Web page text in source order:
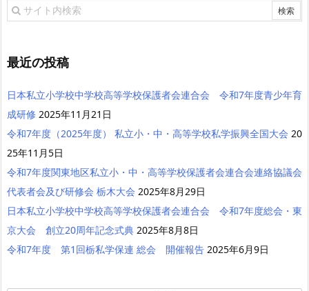
最近の投稿
日本私立小学校中学校高等学校保護者会連合会 令和7年度青少年育
成研修 2025年11月21日
令和7年度（2025年度） 私立小・中・高等学校私学振興全国大会 20
25年11月5日
令和7年度関東地区私立小・中・高等学校保護者会連合会連絡協議会
代表者会及び研修会 栃木大会 2025年8月29日
日本私立小学校中学校高等学校保護者会連合会 令和7年度総会・東
京大会 創立20周年記念式典 2025年8月8日
令和7年度 第1回栃私学保連 総会 開催報告 2025年6月9日